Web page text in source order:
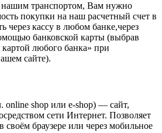
транспортом, Вам нужно
покупки на наш расчетный счет в
через кассу в любом банке,через
банковской карты (выбрав
любого банка» при
сайте).
online shop или e-shop) — сайт,
сети Интернет. Позволяет
своём браузере или через мобильное